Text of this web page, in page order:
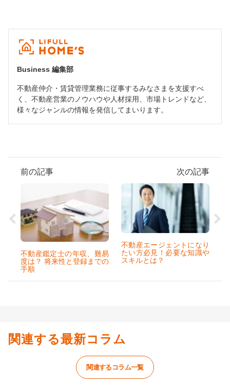
Business 編集部
不動産仲介・賃貸管理業務に従事するみなさまを支援すべ
く、不動産営業のノウハウや人材採用、市場トレンドなど、
様々なジャンルの情報を発信してまいります。
前の記事
不動産鑑定士の年収、難易
度は？ 将来性と登録までの
手順
次の記事
不動産エージェントになり
たい方必見！必要な知識や
スキルとは？
関連する最新コラム
関連するコラム一覧